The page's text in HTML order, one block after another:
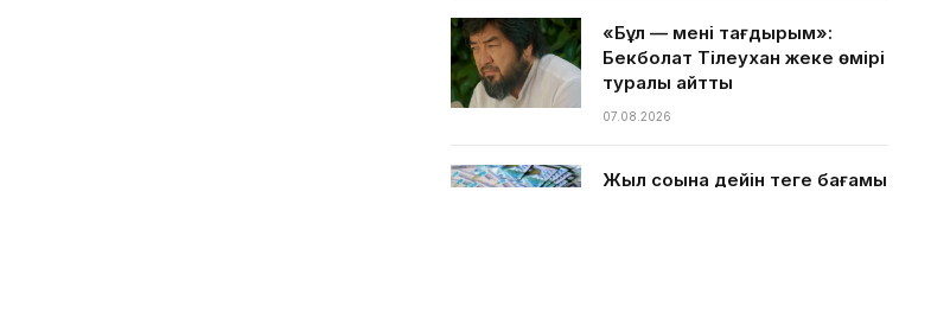
«Бұл — менің тағдырым»:
Бекболат Тілеухан жеке өмірі
туралы айтты
07.08.2026
Жыл соңына дейін теңге бағамы